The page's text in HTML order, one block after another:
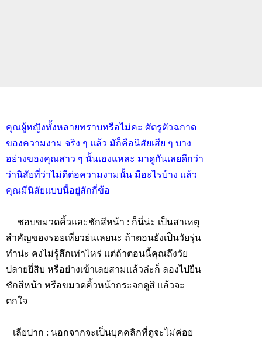
คุณผู้หญิงทั้งหลายทราบหรือไม่คะ ศัตรูตัวฉกาด
ของความงาม จริง ๆ แล้ว มัก็คือนิสัยเสีย ๆ บาง
อย่างของคุณสาว ๆ นั้นเองแหละ มาดูกันเลยดีกว่า
ว่านิสัยที่ว่าไม่ดีต่อความงามนั้น มีอะไรบ้าง แล้ว
คุณมีนิสัยแบบนี้อยู่สักกี่ข้อ
ชอบขมวดคิ้วและชักสีหน้า : ก็นี่น่ะ เป็นสาเหตุ
สำคัญของรอยเหี่ยวย่นเลยนะ ถ้าตอนยังเป็นวัยรุ่น
ทำน่ะ คงไม่รู้สึกเท่าไหร่ แต่ถ้าตอนนี้คุณถึงวัย
ปลายยี่สิบ หรือย่างเข้าเลยสามแล้วล่ะก็ ลองไปยืน
ชักสีหน้า หรือขมวดคิ้วหน้ากระจกดูสิ แล้วจะ
ตกใจ
เลียปาก : นอกจากจะเป็นบุคคลิกที่ดูจะไม่ค่อย